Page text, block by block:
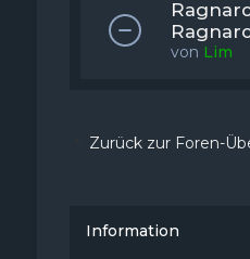
von Lim
Zurück zur Foren-
Information